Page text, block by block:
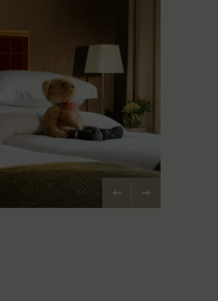
PrécédentSuivant